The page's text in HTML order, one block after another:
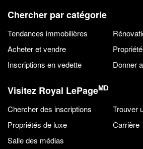
Chercher par catégorie
Tendances immobilières
Acheter et vendre
Inscriptions en vedette
Donner
Visitez Royal LePageMD
Chercher des inscriptions
Trouver
Propriétés de luxe
Carrière
Salle des médias